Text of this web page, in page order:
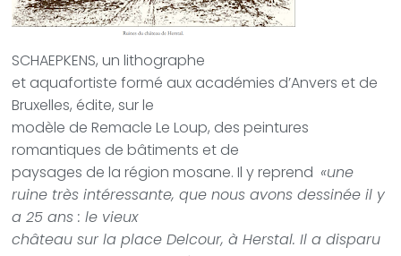
SCHAEPKENS, un lithographe
et aquafortiste formé aux académies d’Anvers et de
Bruxelles, édite, sur le
modèle de Remacle Le Loup, des peintures
romantiques de bâtiments et de
paysages de la région mosane. Il y reprend «une
ruine très intéressante, que nous avons dessinée il y
a 25 ans : le vieux
château sur la place Delcour, à Herstal. Il a disparu